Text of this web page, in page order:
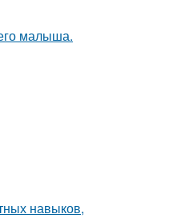
малыша.
навыков,